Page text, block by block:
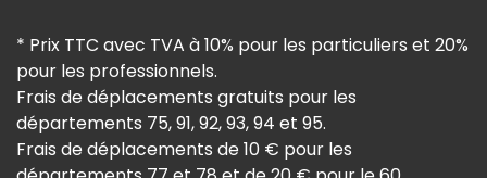
* Prix TTC avec TVA à 10% pour les particuliers et 20%
pour les professionnels.
Frais de déplacements gratuits pour les
départements 75, 91, 92, 93, 94 et 95.
Frais de déplacements de 10 € pour les